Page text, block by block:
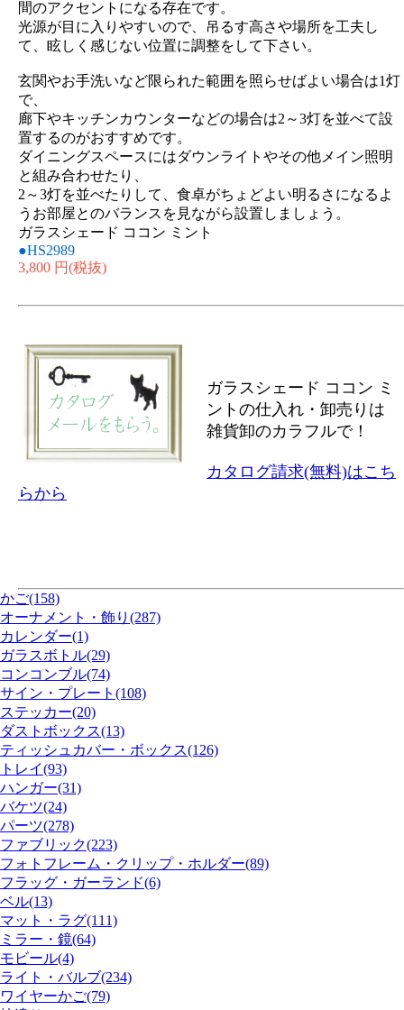
間のアクセントになる存在です。
光源が目に入りやすいので、吊るす高さや場所を工夫し
て、眩しく感じない位置に調整をして下さい。
玄関やお手洗いなど限られた範囲を照らせばよい場合は1灯
で、
廊下やキッチンカウンターなどの場合は2～3灯を並べて設
置するのがおすすめです。
ダイニングスペースにはダウンライトやその他メイン照明
と組み合わせたり、
2～3灯を並べたりして、食卓がちょどよい明るさになるよ
うお部屋とのバランスを見ながら設置しましょう。
ガラスシェード ココン ミント
●HS2989
3,800 円(税抜)
ガラスシェード ココン ミ
ントの仕入れ・卸売りは
雑貨卸のカラフルで！
カタログ請求(無料)はこち
らから
かご(158)
オーナメント・飾り(287)
カレンダー(1)
ガラスボトル(29)
コンコンブル(74)
サイン・プレート(108)
ステッカー(20)
ダストボックス(13)
ティッシュカバー・ボックス(126)
トレイ(93)
ハンガー(31)
バケツ(24)
パーツ(278)
ファブリック(223)
フォトフレーム・クリップ・ホルダー(89)
フラッグ・ガーランド(6)
ベル(13)
マット・ラグ(111)
ミラー・鏡(64)
モビール(4)
ライト・バルブ(234)
ワイヤーかご(79)